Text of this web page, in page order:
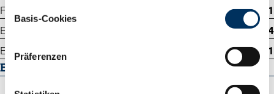
Cookies, wenn Sie unsere Webseite weiterhin nutzen.
Einwilligungsauswahl
Basis-Cookies
Präferenzen
Fett kg
+41
Eiweiß %
-0.04
Eiweiß kg
+31
EXTERIEUR